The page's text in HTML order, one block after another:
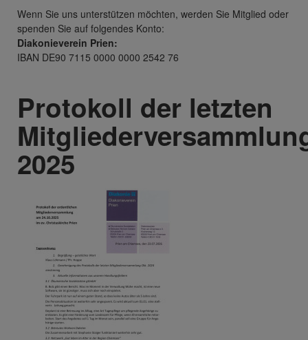
Wenn Sie uns unterstützen möchten, werden Sie Mitglied oder
spenden Sie auf folgendes Konto:
Diakonieverein Prien:
IBAN DE90 7115 0000 0000 2542 76
Protokoll der letzten
2025